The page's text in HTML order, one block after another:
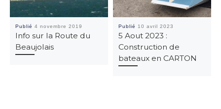
Publié4 novembre 2019
Info sur la Route du
Beaujolais
Publié 10 avril 2023
5 Aout 2023 :
Construction de
bateaux en CARTON